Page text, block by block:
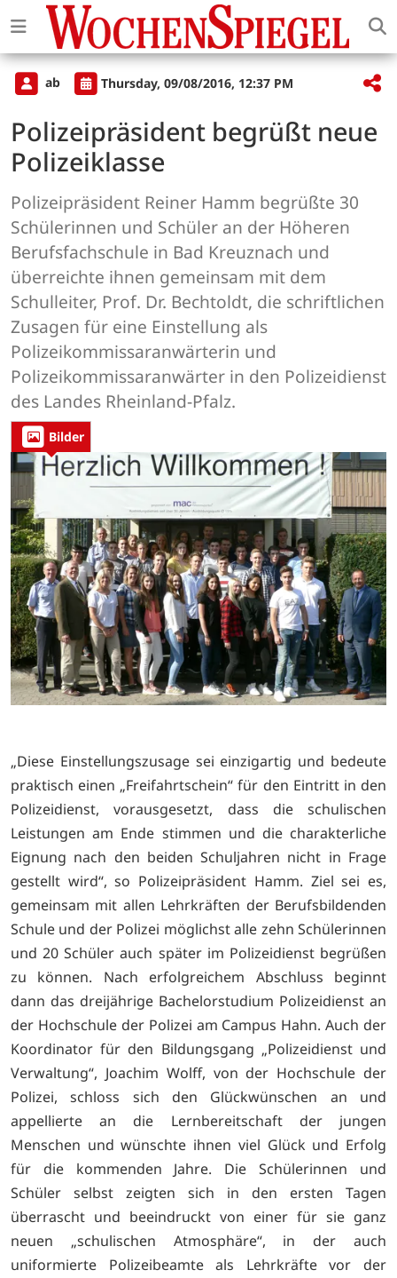
ab Thursday, 09/08/2016, 12:37 PM
Polizeipräsident begrüßt neue
Polizeiklasse
Polizeipräsident Reiner Hamm begrüßte 30
Schülerinnen und Schüler an der Höheren
Berufsfachschule in Bad Kreuznach und
überreichte ihnen gemeinsam mit dem
Schulleiter, Prof. Dr. Bechtoldt, die schriftlichen
Zusagen für eine Einstellung als
Polizeikommissaranwärterin und
Polizeikommissaranwärter in den Polizeidienst
des Landes Rheinland-Pfalz.
Bilder
„Diese Einstellungszusage sei einzigartig und bedeute
praktisch einen „Freifahrtschein“ für den Eintritt in den
Polizeidienst, vorausgesetzt, dass die schulischen
Leistungen am Ende stimmen und die charakterliche
Eignung nach den beiden Schuljahren nicht in Frage
gestellt wird“, so Polizeipräsident Hamm. Ziel sei es,
gemeinsam mit allen Lehrkräften der Berufsbildenden
Schule und der Polizei möglichst alle zehn Schülerinnen
und 20 Schüler auch später im Polizeidienst begrüßen
zu können. Nach erfolgreichem Abschluss beginnt
dann das dreijährige Bachelorstudium Polizeidienst an
der Hochschule der Polizei am Campus Hahn. Auch der
Koordinator für den Bildungsgang „Polizeidienst und
Verwaltung“, Joachim Wolff, von der Hochschule der
Polizei, schloss sich den Glückwünschen an und
appellierte an die Lernbereitschaft der jungen
Menschen und wünschte ihnen viel Glück und Erfolg
für die kommenden Jahre. Die Schülerinnen und
Schüler selbst zeigten sich in den ersten Tagen
überrascht und beeindruckt von einer für sie ganz
neuen „schulischen Atmosphäre“, in der auch
uniformierte Polizeibeamte als Lehrkräfte vor der